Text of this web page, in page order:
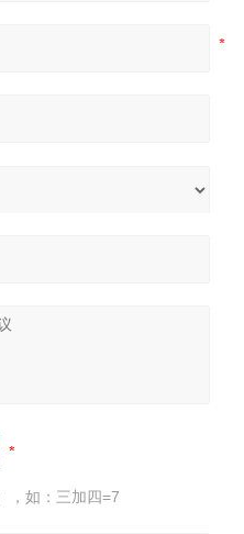
，如：三加四=7